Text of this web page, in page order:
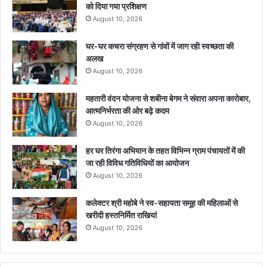
को दिया गया प्रशिक्षण
August 10, 2026
घर-घर कचरा संग्रहण से गांवों में जाग रही स्वच्छता की
अलख
August 10, 2026
महतारी वंदन योजना से शबीना बेगम ने संवारा अपना कारोबार,
आत्मनिर्भरता की ओर बढ़े कदम
August 10, 2026
हर घर तिरंगा अभियान के तहत विभिन्न ग्राम पंचायतों में की
जा रही विविध गतिविधियों का आयोजन
August 10, 2026
कलेक्टर श्री महोबे ने स्व-सहायता समूह की महिलाओं से
खरीदी हस्तनिर्मित राखियां
August 10, 2026